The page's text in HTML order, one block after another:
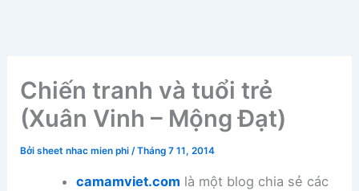
Chiến tranh và tuổi trẻ
(Xuân Vinh – Mộng Đạt)
Bởisheet nhac mien phi/Tháng 7 11, 2014
camamviet.com là một blog chia sẻ các